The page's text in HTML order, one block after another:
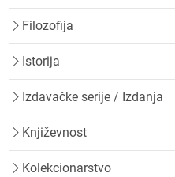
Filozofija
Istorija
Izdavačke serije / Izdanja
Književnost
Kolekcionarstvo